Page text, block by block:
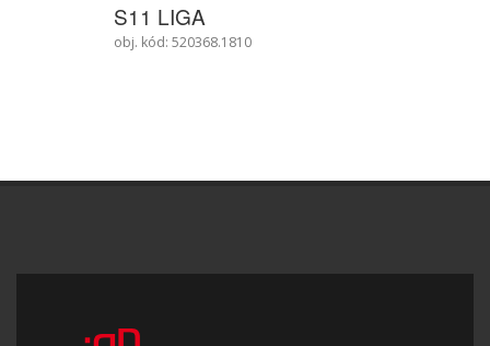
S11 LIGA
obj. kód: 520368.1810